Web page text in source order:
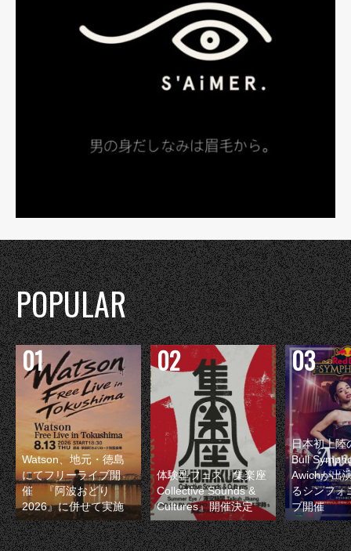
POPULAR
Watson、地元・徳島
にてフリーライブ開
催 『阿波おどり
2026』に併せて実施
体験型フェス『集楽座
Collective Sounds &
Cultures』開催決定
日本初上陸
Bull
Awichが出
るシンフォ
ブ開催